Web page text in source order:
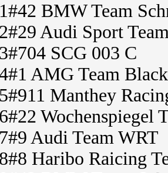
1#42 BMW Team
2#29 Audi Sport
3#704 SCG 003 C
AMG Team
5#911 Manthey
6#22 Wochenspiegel
7#9 Audi Team WRT
8#8 Haribo Raicing